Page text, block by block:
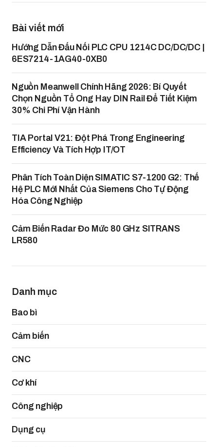
Bài viết mới
Hướng Dẫn Đấu Nối PLC CPU 1214C DC/DC/DC |
6ES7214-1AG40-0XB0
Nguồn Meanwell Chính Hãng 2026: Bí Quyết
Chọn Nguồn Tổ Ong Hay DIN Rail Để Tiết Kiệm
30% Chi Phí Vận Hành
TIA Portal V21: Đột Phá Trong Engineering
Efficiency Và Tích Hợp IT/OT
Phân Tích Toàn Diện SIMATIC S7-1200 G2: Thế
Hệ PLC Mới Nhất Của Siemens Cho Tự Động
Hóa Công Nghiệp
Cảm Biến Radar Đo Mức 80 GHz SITRANS
LR580
Danh mục
Bao bì
Cảm biến
CNC
Cơ khí
Công nghiệp
Dụng cụ